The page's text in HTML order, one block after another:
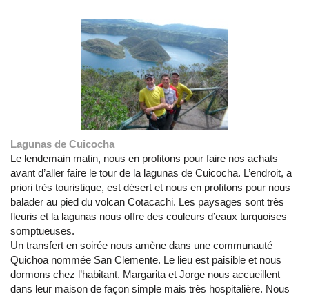
Lagunas de Cuicocha
Le lendemain matin, nous en profitons pour faire nos achats
avant d’aller faire le tour de la lagunas de Cuicocha. L’endroit, a
priori très touristique, est désert et nous en profitons pour nous
balader au pied du volcan Cotacachi. Les paysages sont très
fleuris et la lagunas nous offre des couleurs d’eaux turquoises
somptueuses.
Un transfert en soirée nous amène dans une communauté
Quichoa nommée San Clemente. Le lieu est paisible et nous
dormons chez l’habitant. Margarita et Jorge nous accueillent
dans leur maison de façon simple mais très hospitalière. Nous